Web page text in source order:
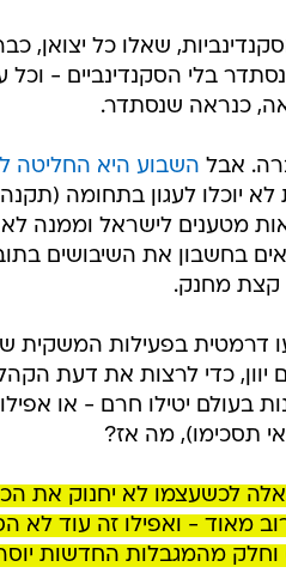
שאלו כל יצואן,
בלי הסקנדינביים -
כנראה שנסתדר.
אבל השבוע היא החליטה
לא יוכלו לעגון בתחומה
מטענים לישראל וממנה לא
בחשבון את השיבושים
קצת מחנק.
דרמטית בפעילות המשקית
יוון, כדי לרצות את דעת
בעולם יטילו חרם - או
תסכימו), מה אז?
לכשעצמו לא יחנוק את
מאוד - ואפילו זה עוד לא
מהמגבלות החדשות